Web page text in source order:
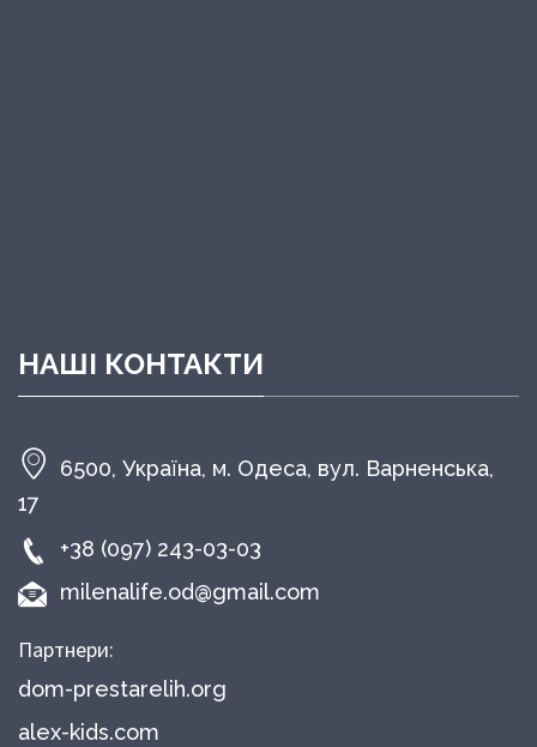
НАШІ КОНТАКТИ
6500, Україна, м. Одеса, вул. Варненська,
17
+38 (097) 243-03-03
milenalife.od@gmail.com
Партнери:
dom-prestarelih.org
alex-kids.com